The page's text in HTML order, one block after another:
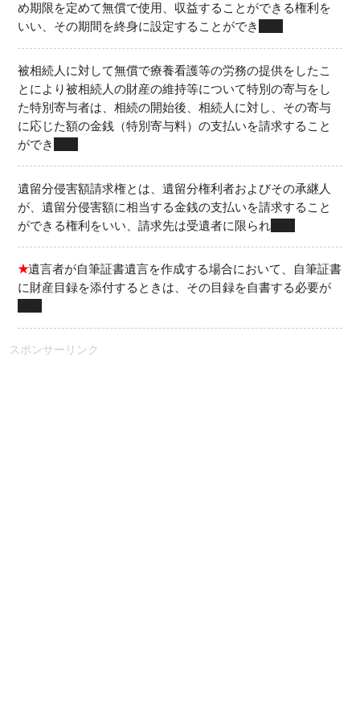
め期限を定めて無償で使用、収益することができる権利を
いい、その期間を終身に設定することができ
被相続人に対して無償で療養看護等の労務の提供をしたこ
とにより被相続人の財産の維持等について特別の寄与をし
た特別寄与者は、相続の開始後、相続人に対し、その寄与
に応じた額の金銭（特別寄与料）の支払いを請求すること
ができ
遺留分侵害額請求権とは、遺留分権利者およびその承継人
が、遺留分侵害額に相当する金銭の支払いを請求すること
ができる権利をいい、請求先は受遺者に限られない
★遺言者が自筆証書遺言を作成する場合において、自筆証書
に財産目録を添付するときは、その目録を自書する必要が
スポンサーリンク